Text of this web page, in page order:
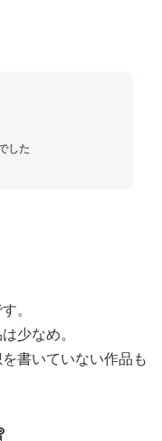
した
。
少なめ。
書いていない作品も